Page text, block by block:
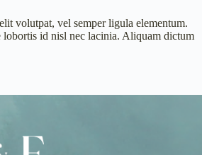
volutpat, vel semper ligula elementum.
id nisl nec lacinia. Aliquam dictum